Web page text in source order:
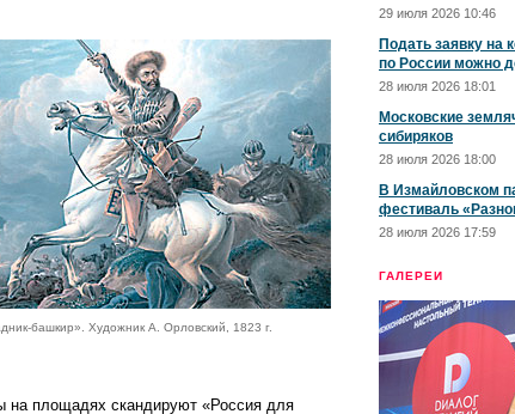
29 июля 2026 10:46
Подать заявку на
по России можно
28 июля 2026 18:01
Московские
сибиряков
28 июля 2026 18:00
В Измайловском
фестиваль
28 июля 2026 17:59
ГАЛЕРЕИ
башкир». Художник А. Орловский, 1823 г.
на площадях скандируют «Россия для